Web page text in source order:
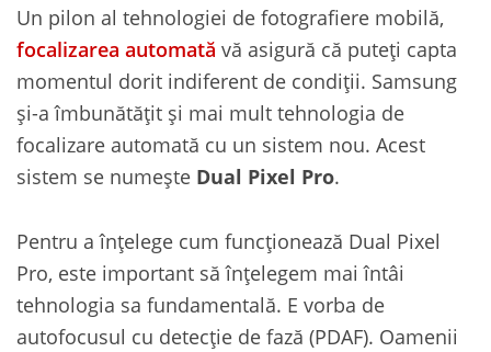
Un pilon al tehnologiei de fotografiere mobilă,
focalizarea automată vă asigură că puteți capta
momentul dorit indiferent de condiții. Samsung
și-a îmbunătățit și mai mult tehnologia de
focalizare automată cu un sistem nou. Acest
sistem se numește Dual Pixel Pro.
Pentru a înțelege cum funcționează Dual Pixel
Pro, este important să înțelegem mai întâi
tehnologia sa fundamentală. E vorba de
autofocusul cu detecție de fază (PDAF). Oamenii